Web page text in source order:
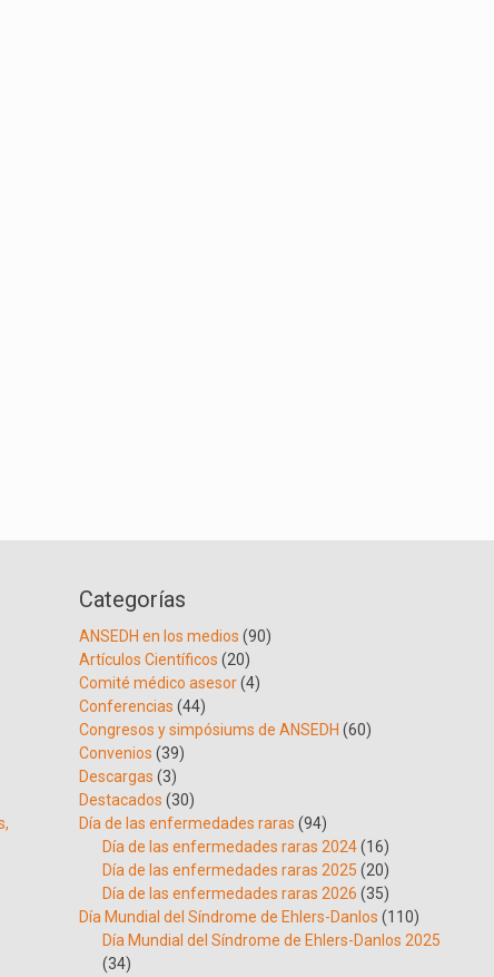
Categorías
ANSEDH en los medios (90)
Artículos Científicos (20)
Comité médico asesor(4)
Conferencias (44)
Congresos y simpósiums de ANSEDH (60)
Convenios (39)
Descargas (3)
Destacados (30)
Día de las enfermedades raras (94)
Día de las enfermedades raras 2024(16)
Día de las enfermedades raras 2025 (20)
Día de las enfermedades raras 2026 (35)
Día Mundial del Síndrome de Ehlers-Danlos (110)
Día Mundial del Síndrome de Ehlers-Danlos 2025
(34)